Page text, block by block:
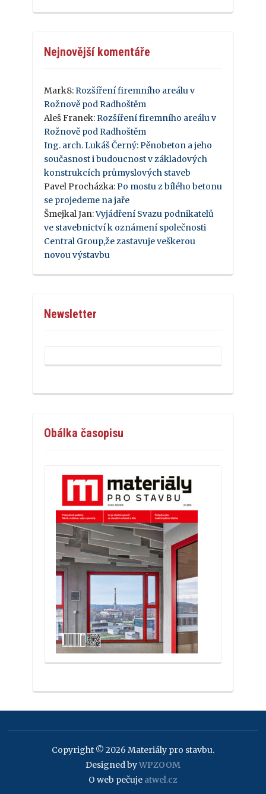
Nejnovější komentáře
Mark8:Rozšíření firemního areálu v
Rožnově pod Radhoštěm
Aleš Franek:Rozšíření firemního areálu v
Rožnově pod Radhoštěm
Ing. arch. Lukáš Černý:Pěnobeton a jeho
současnost i budoucnost v základových
konstrukcích průmyslových staveb
Pavel Procházka:Po mostu z bílého betonu
se projedeme na jaře
Šmejkal Jan:Vyjádření Svazu podnikatelů
ve stavebnictví k oznámení společnosti
Central Group,že zastavuje veškerou
novou výstavbu
Newsletter
Obálka časopisu
Copyright © 2026 Materiály pro stavbu.
Designed byWPZOOM
O web pečuje atwel.cz